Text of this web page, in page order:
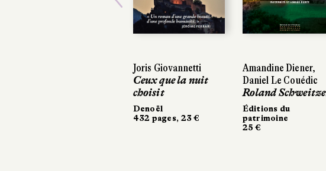
Joris Giovannetti
Ceux que la nuit
choisit
Denoël
432 pages, 23 €
Amandine Diener,
Daniel Le Couédic
Roland
Éditions du
patrimoine
25 €
Previous